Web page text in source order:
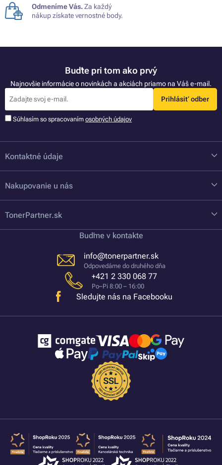
Odmeníme Vás.Za každý
nákup získate vernostné body.
Buďte pri tom ako prvý
Najnovšie informácie o novinkách a akciách priamo na Váš e-mail.
Prihlásiť odber
Súhlasím so spracovaním osobných údajov
Kontaktné údaje
Nakupovanie u nás
TonerPartner.sk
Buďme v kontakte
info@tonerpartner.sk
Odpovedáme do druhého dňa
+421 2 330 068 77
Po–Pi 8:00 – 16:00
Sledujte nás na Facebooku